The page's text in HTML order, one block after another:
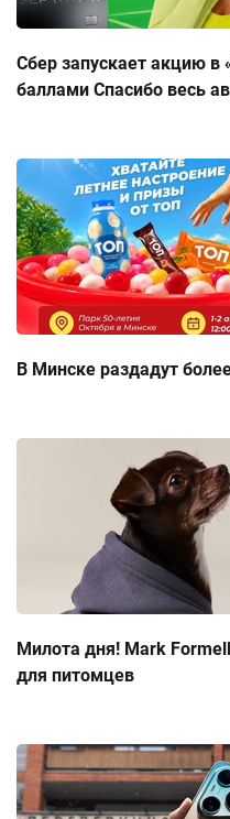
Сбер запускает акцию в
баллами Спасибо весь
В Минске раздадут
Милота дня! Mark
для питомцев